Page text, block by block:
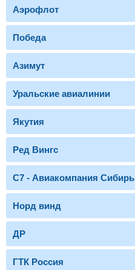
Аэрофлот
Победа
Азимут
Уральские авиалинии
Якутия
Ред Вингс
С7 - Авиакомпания Сибирь
Норд винд
ДР
ГТК Россия